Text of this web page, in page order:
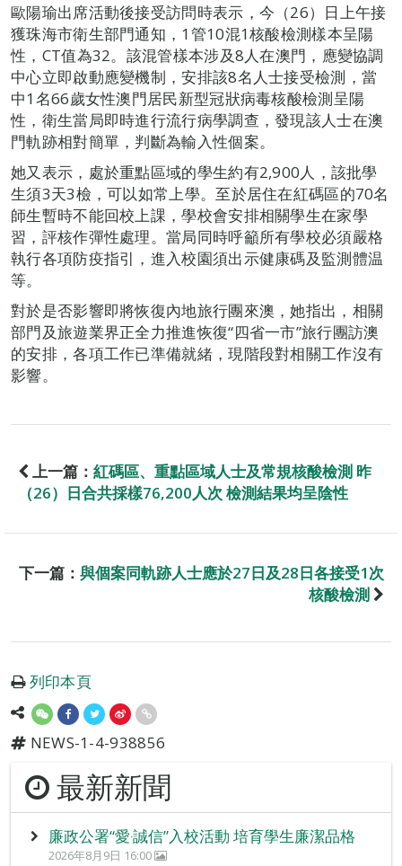
歐陽瑜出席活動後接受訪問時表示，今（26）日上午接
獲珠海市衛生部門通知，1管10混1核酸檢測樣本呈陽
性，CT值為32。該混管樣本涉及8人在澳門，應變協調
中心立即啟動應變機制，安排該8名人士接受檢測，當
中1名66歲女性澳門居民新型冠狀病毒核酸檢測呈陽
性，衛生當局即時進行流行病學調查，發現該人士在澳
門軌跡相對簡單，判斷為輸入性個案。
她又表示，處於重點區域的學生約有2,900人，該批學
生須3天3檢，可以如常上學。至於居住在紅碼區的70名
師生暫時不能回校上課，學校會安排相關學生在家學
習，評核作彈性處理。當局同時呼籲所有學校必須嚴格
執行各項防疫指引，進入校園須出示健康碼及監測體温
等。
對於是否影響即將恢復內地旅行團來澳，她指出，相關
部門及旅遊業界正全力推進恢復“四省一市”旅行團訪澳
的安排，各項工作已準備就緒，現階段對相關工作沒有
影響。
上一篇： 紅碼區、重點區域人士及常規核酸檢測 昨
（26）日合共採樣76,200人次 檢測結果均呈陰性
下一篇： 與個案同軌跡人士應於27日及28日各接受1次
核酸檢測
列印本頁
NEWS-1-4-938856
最新新聞
廉政公署“愛‧誠信”入校活動 培育學生廉潔品格
2026年8月9日 16:00